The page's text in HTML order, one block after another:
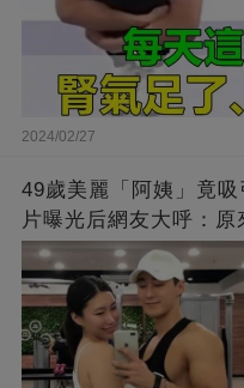
2024/02/27
49歲美麗「阿姨」竟
片曝光后網友大呼：原